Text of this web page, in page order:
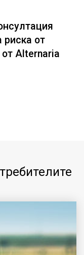
риска от
Alternaria